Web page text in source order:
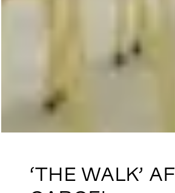
‘THE WALK’ AF